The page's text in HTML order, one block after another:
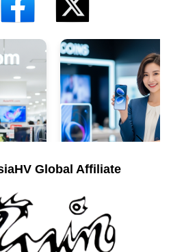
Global Affiliate